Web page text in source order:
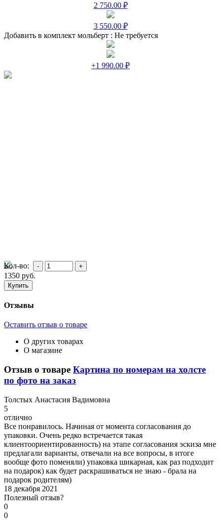
2 750.00 ₽
3 550.00 ₽
Добавить в комплект мольберт : Не требуется
+1 990.00 ₽
Кол-во:
1350 руб.
Отзывы
Оставить отзыв о товаре
О других товарах
О магазине
Отзыв о товаре Картина по номерам на холсте
по фото на заказ
Толстых Анастасия Вадимовна
5
отлично
Все понравилось. Начиная от момента согласования до
упаковки. Очень редко встречается такая
клиентоориентированность) на этапе согласования эскиза мне
предлагали варианты, отвечали на все вопросы, в итоге
вообще фото поменяли) упаковка шикарная, как раз подходит
на подарок) как будет раскрашиваться не знаю - брала на
подарок родителям)
18 декабря 2021
Полезный отзыв?
0
0